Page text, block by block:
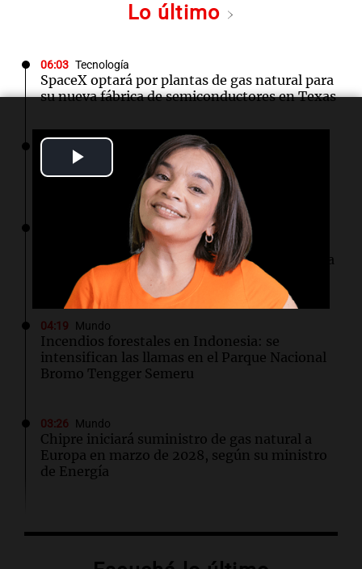
Video
Lo último
06:03 Tecnología
SpaceX optará por plantas de gas natural para
su nueva fábrica de semiconductores en Texas
04:49 Mundo
Nagasaki recuerda los horrores de la bomba
atómica en su 81 aniversario
Hutíes de Yemen atacan instalación de
Aramco en Arabia Saudí: nuevo conflicto en la
región
04:19 Mundo
Incendios forestales en Indonesia: se
intensifican las llamas en el Parque Nacional
Bromo Tengger Semeru
03:26 Mundo
Chipre iniciará suministro de gas natural a
Europa en marzo de 2028, según su ministro
de Energía
Más de 1.300 vuelos cancelados en Shanghái